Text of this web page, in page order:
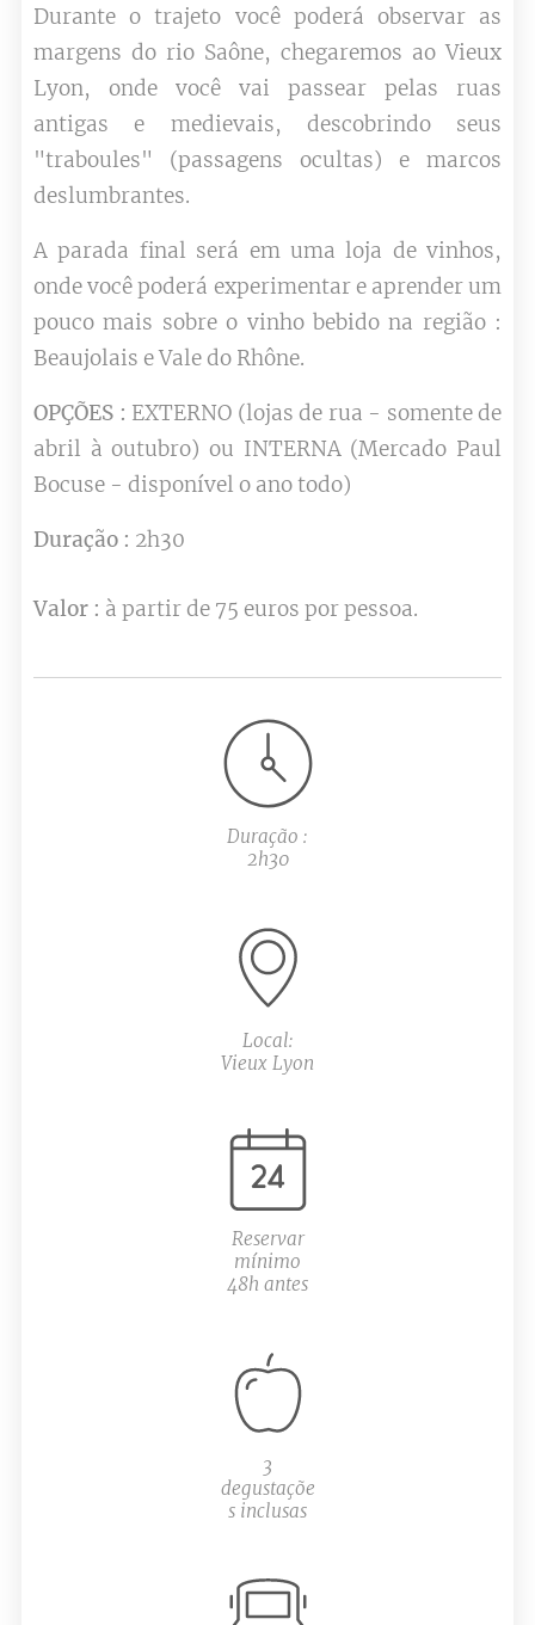
Durante o trajeto você poderá observar as
margens do rio Saône, chegaremos ao Vieux
Lyon, onde você vai passear pelas ruas
antigas e medievais, descobrindo seus
"traboules" (passagens ocultas) e marcos
deslumbrantes.
A parada final será em uma loja de vinhos,
onde você poderá experimentar e aprender um
pouco mais sobre o vinho bebido na região :
Beaujolais e Vale do Rhône.
OPÇÕES : EXTERNO (lojas de rua - somente de
abril à outubro) ou INTERNA (Mercado Paul
Bocuse - disponível o ano todo)
Duração : 2h30
Valor : à partir de 75 euros por pessoa.
Duração :
2h30
Local:
Vieux Lyon
Reservar
mínimo
48h antes
3
degustaçõe
s inclusas